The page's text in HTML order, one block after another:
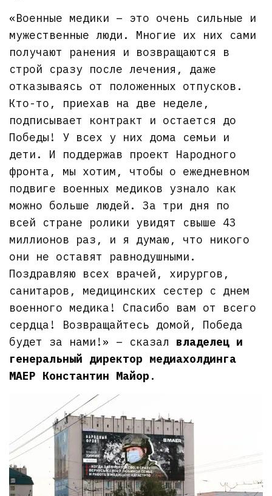
«Военные медики – это очень сильные и
мужественные люди. Многие их них сами
получают ранения и возвращаются в
строй сразу после лечения, даже
отказываясь от положенных отпусков.
Кто-то, приехав на две неделе,
подписывает контракт и остается до
Победы! У всех у них дома семьи и
дети. И поддержав проект Народного
фронта, мы хотим, чтобы о ежедневном
подвиге военных медиков узнало как
можно больше людей. За три дня по
всей стране ролики увидят свыше 43
миллионов раз, и я думаю, что никого
они не оставят равнодушными.
Поздравляю всех врачей, хирургов,
санитаров, медицинских сестер с днем
военного медика! Спасибо вам от всего
сердца! Возвращайтесь домой, Победа
будет за нами!» – сказал владелец и
генеральный директор медиахолдинга
МАЕР Константин Майор .